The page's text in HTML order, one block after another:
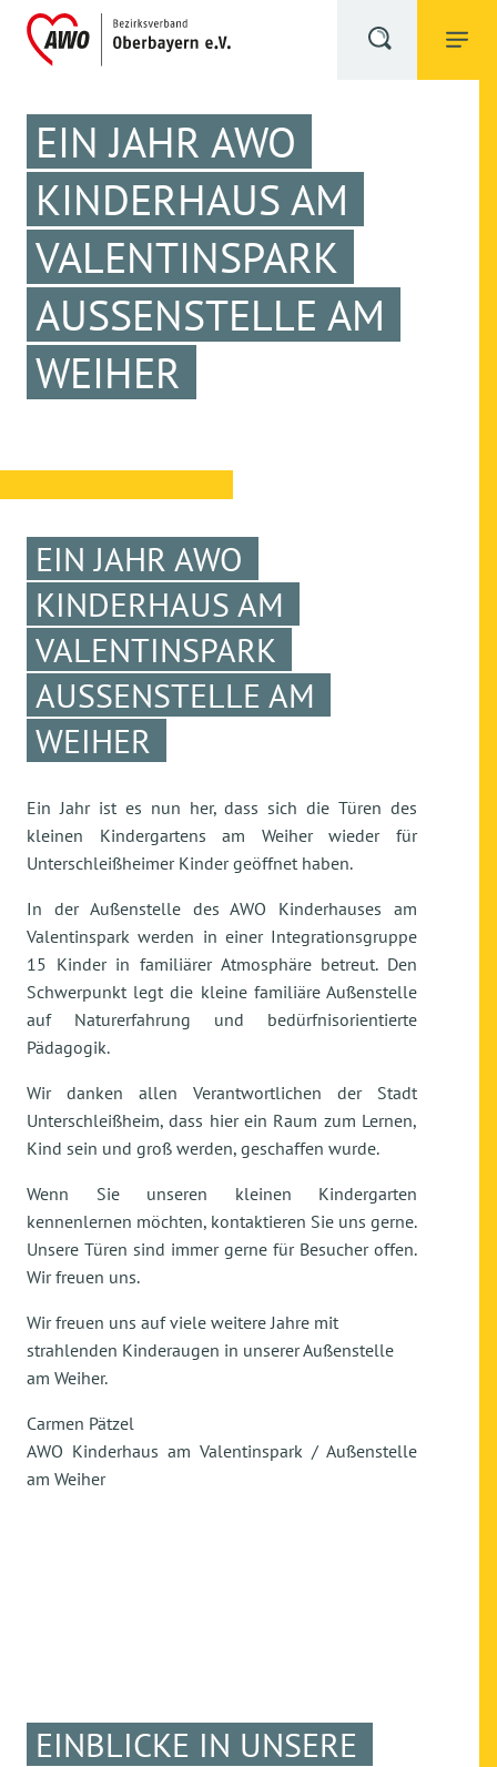
EIN JAHR AWO
KINDERHAUS AM
VALENTINSPARK
AUSSENSTELLE AM W
EIHER
EIN JAHR AWO
KINDERHAUS AM
VALENTINSPARK
AUSSENSTELLE AM W
EIHER
Ein Jahr ist es nun her, dass sich die Türen des
kleinen Kindergartens am Weiher wieder für
Unterschleißheimer Kinder geöffnet haben.
In der Außenstelle des AWO Kinderhauses am
Valentinspark werden in einer Integrationsgruppe
15 Kinder in familiärer Atmosphäre betreut. Den
Schwerpunkt legt die kleine familiäre Außenstelle
auf Naturerfahrung und bedürfnisorientierte
Pädagogik.
Wir danken allen Verantwortlichen der Stadt
Unterschleißheim, dass hier ein Raum zum Lernen,
Kind sein und groß werden, geschaffen wurde.
Wenn Sie unseren kleinen Kindergarten
kennenlernen möchten, kontaktieren Sie uns gerne.
Unsere Türen sind immer gerne für Besucher offen.
Wir freuen uns.
Wir freuen uns auf viele weitere Jahre mit
strahlenden Kinderaugen in unserer Außenstelle
am Weiher.
Carmen Pätzel
AWO Kinderhaus am Valentinspark / Außenstelle
am Weiher
EINBLICKE IN UNSERE